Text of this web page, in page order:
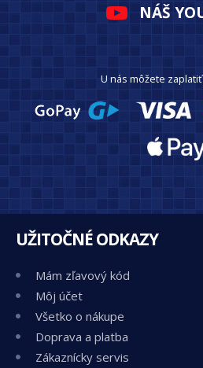
NÁŠ
U nás môžete
UŽITOČNÉ ODKAZY
Mám zľavový kód
Môj účet
Všetko o nákupe
Doprava a platba
Zákaznícky servis